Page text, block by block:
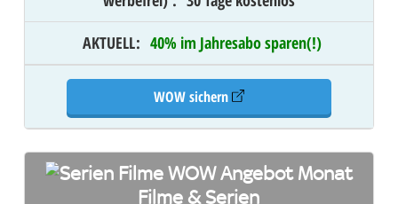
AKTUELL: 40% im Jahresabo sparen(!)
WOW sichern
Filme & Serien